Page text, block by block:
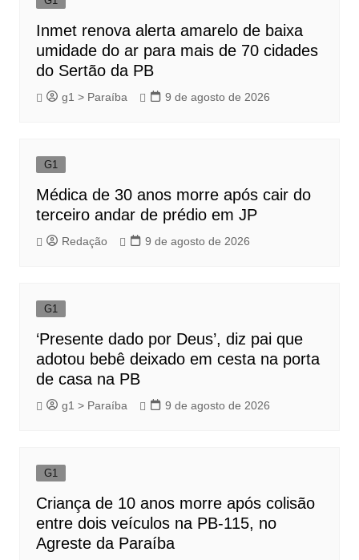
Inmet renova alerta amarelo de baixa
umidade do ar para mais de 70 cidades
do Sertão da PB
g1 > Paraíba 9 de agosto de 2026
G1
Médica de 30 anos morre após cair do
terceiro andar de prédio em JP
Redação 9 de agosto de 2026
G1
‘Presente dado por Deus’, diz pai que
adotou bebê deixado em cesta na porta
de casa na PB
g1 > Paraíba 9 de agosto de 2026
G1
Criança de 10 anos morre após colisão
entre dois veículos na PB-115, no
Agreste da Paraíba